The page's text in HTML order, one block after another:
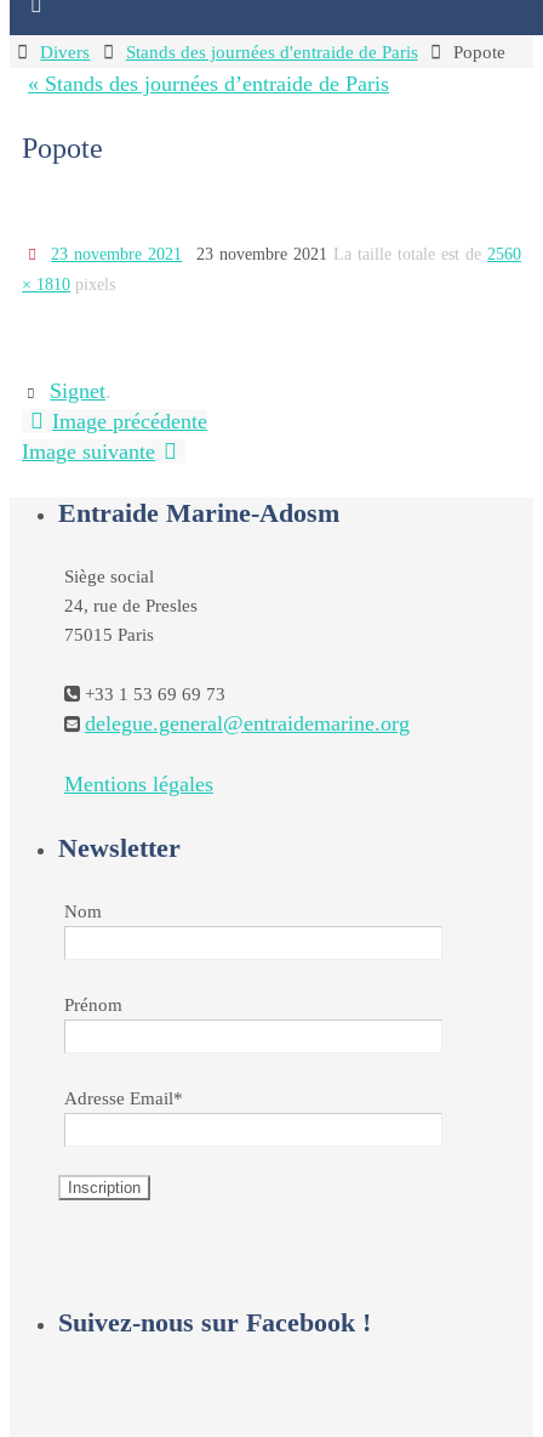
HomeDivers Stands des journées d'entraide de Paris Popote
« Stands des journées d’entraide de Paris
Popote
23 novembre 2021 23 novembre 2021 La taille totale est de2560
× 1810 pixels
Signet.
Image précédente
Image suivante
Entraide Marine-Adosm
Siège social
24, rue de Presles
75015 Paris
+33 1 53 69 69 73
delegue.general@entraidemarine.org
Mentions légales
Newsletter
Nom
Prénom
Adresse Email*
Suivez-nous sur Facebook !